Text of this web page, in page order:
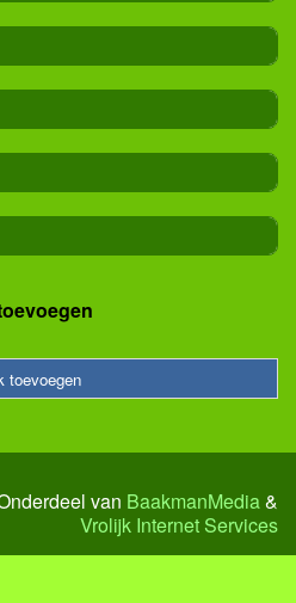
toevoegen
van BaakmanMedia&
Vrolijk Internet Services